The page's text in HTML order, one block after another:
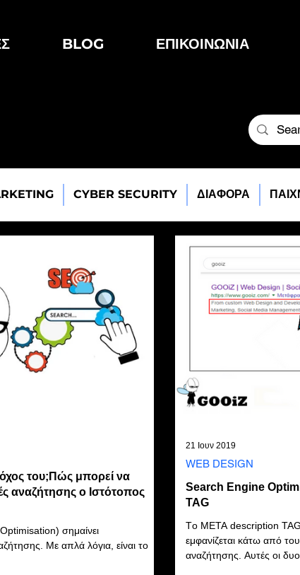
BLOG ΕΠΙΚΟΙΝΩΝΙΑ
CYBER SECURITY ΔΙΑΦΟΡΑ
του;Πώς μπορεί να
αναζήτησης ο Ιστότοπος
σημαίνει
Με απλά λόγια, είναι το
Search Engine
TAG
Tο META description TAG
εμφανίζεται κάτω από
αναζήτησης. Αυτές οι
WEB DESIGN
21 Ιουν 2019